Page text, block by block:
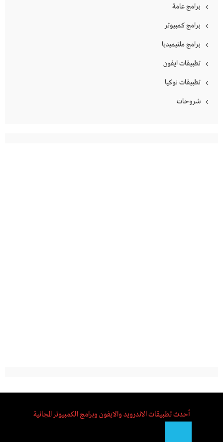
برامج عامة
برامج كمبيوتر
برامج ملتيميديا
تطبيقات ايفون
تطبيقات نوكيا
شروحات
أحدث تطبيقات الاندرويد والايفون وبرامج الكمبيوتر المجانية